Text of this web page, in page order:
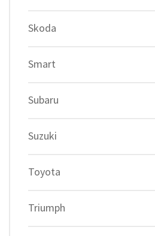
Skoda
Smart
Subaru
Suzuki
Toyota
Triumph